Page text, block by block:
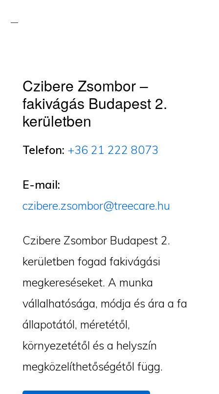
Czibere Zsombor –
fakivágás Budapest 2.
kerületben
Telefon: +36 21 222 8073
E-mail:
czibere.zsombor@treecare.hu
Czibere Zsombor Budapest 2.
kerületben fogad fakivágási
megkereséseket. A munka
vállalhatósága, módja és ára a fa
állapotától, méretétől,
környezetétől és a helyszín
megközelíthetőségétől függ.